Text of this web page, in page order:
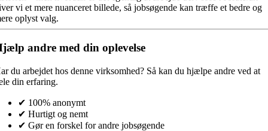
vi et mere nuanceret billede, så jobsøgende kan træffe et bedre og
oplyst valg.
andre med din oplevelse
du arbejdet hos denne virksomhed? Så kan du hjælpe andre ved at
din erfaring.
✔ 100% anonymt
✔ Hurtigt og nemt
✔ Gør en forskel for andre jobsøgende